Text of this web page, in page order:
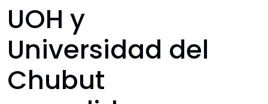
UOH y
Universidad del
Chubut